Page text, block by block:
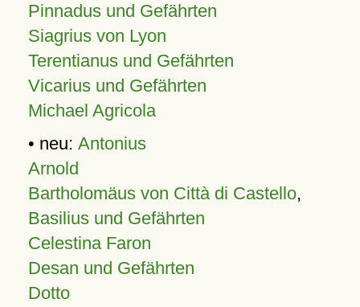
Pinnadus und Gefährten
Siagrius von Lyon
Terentianus und Gefährten
Vicarius und Gefährten
Michael Agricola
• neu: Antonius
Arnold
Bartholomäus von Città di Castello,
Basilius und Gefährten
Celestina Faron
Desan und Gefährten
Dotto